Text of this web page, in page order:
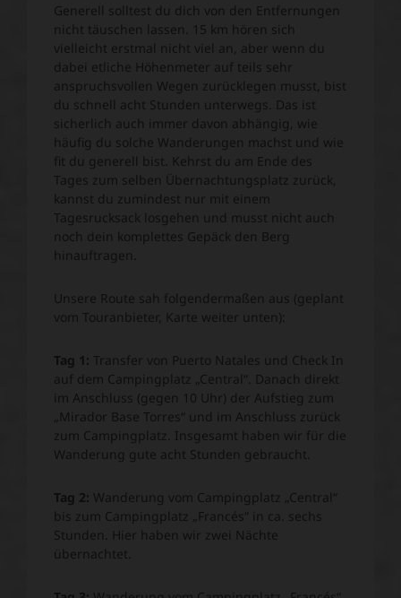
Generell solltest du dich von den Entfernungen
nicht täuschen lassen. 15 km hören sich
vielleicht erstmal nicht viel an, aber wenn du
dabei etliche Höhenmeter auf teils sehr
anspruchsvollen Wegen zurücklegen musst, bist
du schnell acht Stunden unterwegs. Das ist
sicherlich auch immer davon abhängig, wie
häufig du solche Wanderungen machst und wie
fit du generell bist. Kehrst du am Ende des
Tages zum selben Übernachtungsplatz zurück,
kannst du zumindest nur mit einem
Tagesrucksack losgehen und musst nicht auch
noch dein komplettes Gepäck den Berg
hinauftragen.
Unsere Route sah folgendermaßen aus (geplant
vom Touranbieter, Karte weiter unten):
Tag 1: Transfer von Puerto Natales und Check In
auf dem Campingplatz „Central“. Danach direkt
im Anschluss (gegen 10 Uhr) der Aufstieg zum
„Mirador Base Torres“ und im Anschluss zurück
zum Campingplatz. Insgesamt haben wir für die
Wanderung gute acht Stunden gebraucht.
Tag 2: Wanderung vom Campingplatz „Central“
bis zum Campingplatz „Francés“ in ca. sechs
Stunden. Hier haben wir zwei Nächte
übernachtet.